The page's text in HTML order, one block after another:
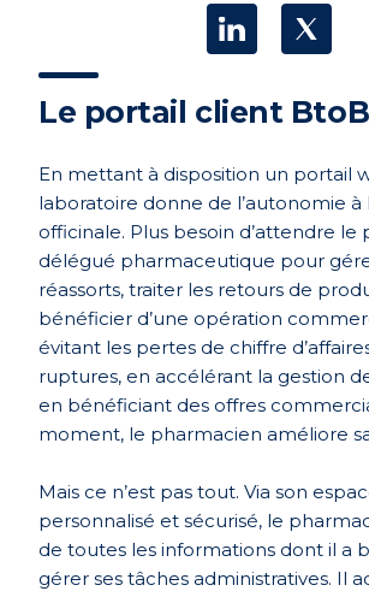
Le portail client
En mettant à disposition un portail
laboratoire donne de l’autonomie à
officinale. Plus besoin d’attendre le
délégué pharmaceutique pour
réassorts, traiter les retours de
bénéficier d’une opération
évitant les pertes de chiffre
ruptures, en accélérant la gestion
en bénéficiant des offres
moment, le pharmacien améliore
Mais ce n’est pas tout. Via son
personnalisé et sécurisé, le
de toutes les informations dont il a
gérer ses tâches administratives. Il